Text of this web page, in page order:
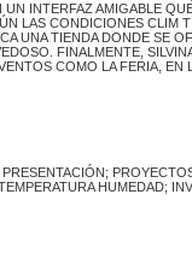
INTERFAZ AMIGABLE
LAS CONDICIONES CLIM
UNA TIENDA DONDE SE
FINALMENTE,
COMO LA FERIA, EN
HUMEDAD;